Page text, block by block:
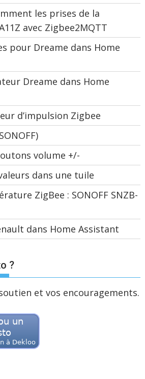
les prises de la
avec Zigbee2MQTT
pour Dreame dans Home
Dreame dans Home
d’impulsion Zigbee
volume +/-
dans une tuile
ZigBee : SONOFF SNZB-
dans Home Assistant
?
et vos encouragements.